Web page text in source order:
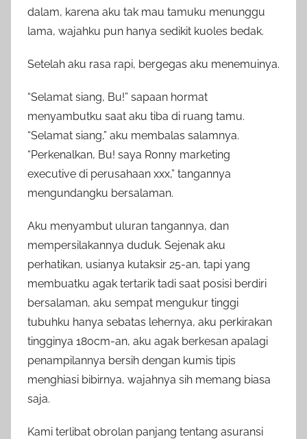
dalam, karena aku tak mau tamuku menunggu
lama, wajahku pun hanya sedikit kuoles bedak.
Setelah aku rasa rapi, bergegas aku menemuinya.
“Selamat siang, Bu!” sapaan hormat
menyambutku saat aku tiba di ruang tamu.
“Selamat siang,” aku membalas salamnya.
“Perkenalkan, Bu! saya Ronny marketing
executive di perusahaan xxx,” tangannya
mengundangku bersalaman.
Aku menyambut uluran tangannya, dan
mempersilakannya duduk. Sejenak aku
perhatikan, usianya kutaksir 25-an, tapi yang
membuatku agak tertarik tadi saat posisi berdiri
bersalaman, aku sempat mengukur tinggi
tubuhku hanya sebatas lehernya, aku perkirakan
tingginya 180cm-an, aku agak berkesan apalagi
penampilannya bersih dengan kumis tipis
menghiasi bibirnya, wajahnya sih memang biasa
saja.
Kami terlibat obrolan panjang tentang asuransi